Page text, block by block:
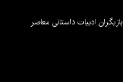
بازیگران ادبیات داستانی معاصر